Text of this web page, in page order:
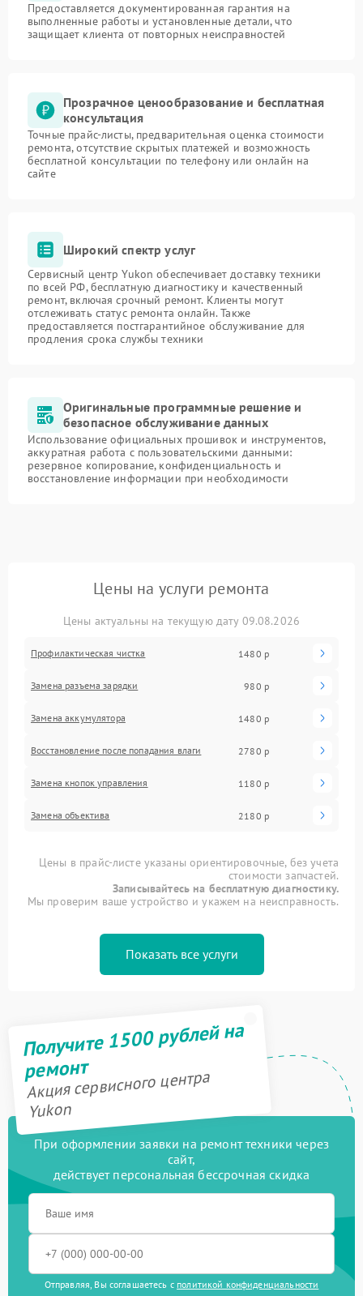
Предоставляется документированная гарантия на
выполненные работы и установленные детали, что
защищает клиента от повторных неисправностей
Прозрачное ценообразование и бесплатная
консультация
Точные прайс-листы, предварительная оценка стоимости
ремонта, отсутствие скрытых платежей и возможность
бесплатной консультации по телефону или онлайн на
сайте
Широкий спектр услуг
Сервисный центр Yukon обеспечивает доставку техники
по всей РФ, бесплатную диагностику и качественный
ремонт, включая срочный ремонт. Клиенты могут
отслеживать статус ремонта онлайн. Также
предоставляется постгарантийное обслуживание для
продления срока службы техники
Оригинальные программные решение и
безопасное обслуживание данных
Использование официальных прошивок и инструментов,
аккуратная работа с пользовательскими данными:
резервное копирование, конфиденциальность и
восстановление информации при необходимости
Цены на услуги ремонта
Цены актуальны на текущую дату 09.08.2026
Профилактическая чистка 1480 р
Замена разъема зарядки 980 р
Замена аккумулятора 1480 р
Восстановление после попадания влаги 2780 р
Замена кнопок управления 1180 р
Замена объектива 2180 р
Цены в прайс-листе указаны ориентировочные, без учета
стоимости запчастей.
Записывайтесь на бесплатную диагностику.
Мы проверим ваше устройство и укажем на неисправность.
Показать все услуги
Получите 1500 рублей на
ремонт
Акция сервисного центра
Yukon
При оформлении заявки на ремонт техники через
сайт,
действует персональная бессрочная скидка
Отправляя, Вы соглашаетесь с политикой конфиденциальности